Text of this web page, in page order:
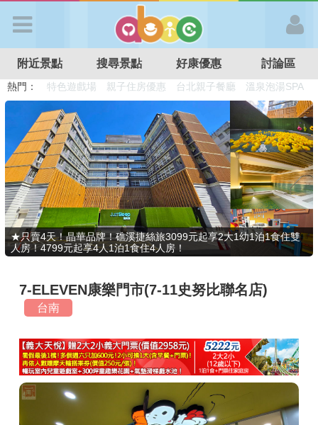
APP登入
首 頁
搜尋景點
好康優惠
最新消息
最新留言
商家合作
推薦景點
附近景點 搜尋景點 好康優惠 討論區
熱門： 溜滑梯民宿 觀光工廠 DIY摘果
日本親子景點
特色遊戲場
親子住房優惠 台北親子餐廳 溫泉泡湯SPA
★只賣4天！晶華品牌！礁溪捷絲旅3099元起享2大1幼1泊1食住雙
人房！4799元起享4人1泊1食住4人房！
7-ELEVEN康樂門市(7-11史努比聯名店)
台南